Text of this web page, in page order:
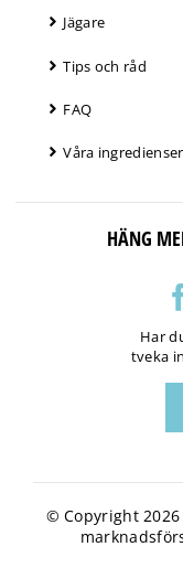
Jägare
Tips och råd
FAQ
Våra ingredienser
HÄNG
Har
tveka
© Copyright